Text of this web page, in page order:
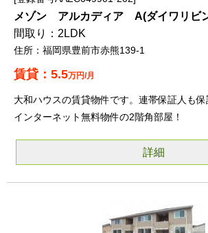
メゾン アルカディア A(ダイワリビ
2LDK
福岡県豊前市赤熊139-1
5.5万円/月
大和ハウスの賃貸物件です。連帯保証人も保
インターネット無料物件の2階角部屋！
詳細